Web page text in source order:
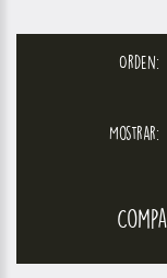
Orden:
Mostrar: